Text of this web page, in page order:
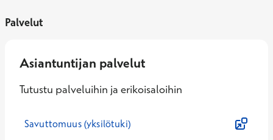
Palvelut
Asiantuntijan palvelut
Tutustu palveluihin ja erikoisaloihin
Savuttomuus (yksilötuki)